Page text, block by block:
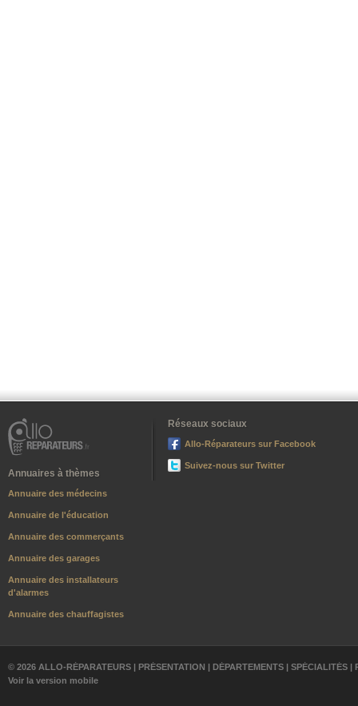
Annuaires à thèmes
Annuaire des médecins
Annuaire de l'éducation
Annuaire des commerçants
Annuaire des garages
Annuaire des installateurs
d'alarmes
Annuaire des chauffagistes
Réseaux sociaux
Allo-Réparateurs sur Facebook
Suivez-nous sur Twitter
© 2026 ALLO-RÉPARATEURS | PRÉSENTATION | DÉPARTEMENTS | SPÉCIALITÉS |
Voir la version mobile